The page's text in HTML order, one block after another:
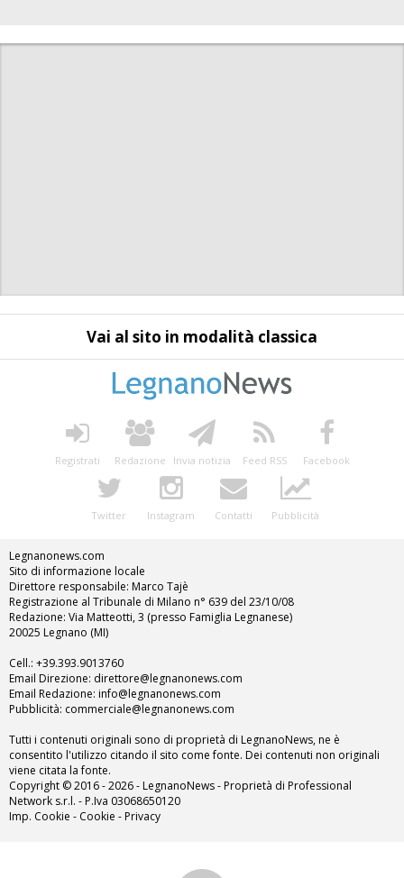
Vai al sito in modalità classica
Registrati Redazione Invia notizia Feed RSS Facebook
Twitter Instagram Contatti Pubblicità
Legnanonews.com
Sito di informazione locale
Direttore responsabile: Marco Tajè
Registrazione al Tribunale di Milano n° 639 del 23/10/08
Redazione: Via Matteotti, 3 (presso Famiglia Legnanese)
20025 Legnano (MI)
Cell.: +39.393.9013760
Email Direzione: direttore@legnanonews.com
Email Redazione: info@legnanonews.com
Pubblicità: commerciale@legnanonews.com
Tutti i contenuti originali sono di proprietà di LegnanoNews, ne è
consentito l'utilizzo citando il sito come fonte. Dei contenuti non originali
viene citata la fonte.
Copyright © 2016 - 2026 - LegnanoNews - Proprietà di Professional
Network s.r.l. - P.Iva 03068650120
Imp. Cookie - Cookie - Privacy